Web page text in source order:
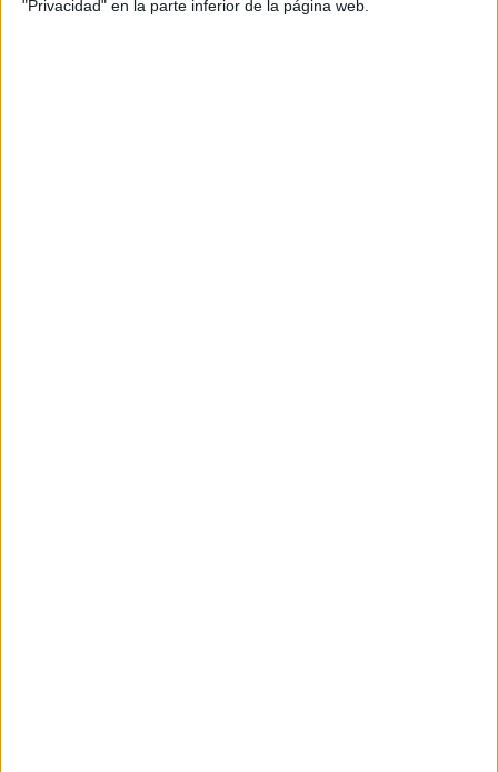
"Privacidad" en la parte inferior de la página web.
Per a la resta d’usuaris de l’aparcament de sauló